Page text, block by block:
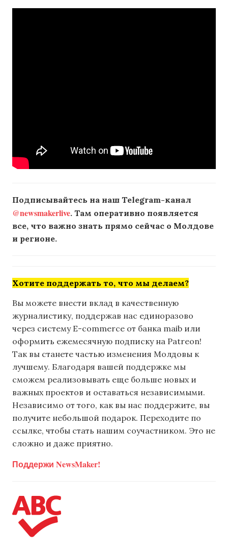
Подписывайтесь на наш Telegram-канал
@newsmakerlive. Там оперативно появляется
все, что важно знать прямо сейчас о Молдове
и регионе.
Хотите поддержать то, что мы делаем?
Вы можете внести вклад в качественную
журналистику, поддержав нас единоразово
через систему E-commerce от банка maib или
оформить ежемесячную подписку на Patreon!
Так вы станете частью изменения Молдовы к
лучшему. Благодаря вашей поддержке мы
сможем реализовывать еще больше новых и
важных проектов и оставаться независимыми.
Независимо от того, как вы нас поддержите, вы
получите небольшой подарок. Переходите по
ссылке, чтобы стать нашим соучастником. Это не
сложно и даже приятно.
Поддержи NewsMaker!